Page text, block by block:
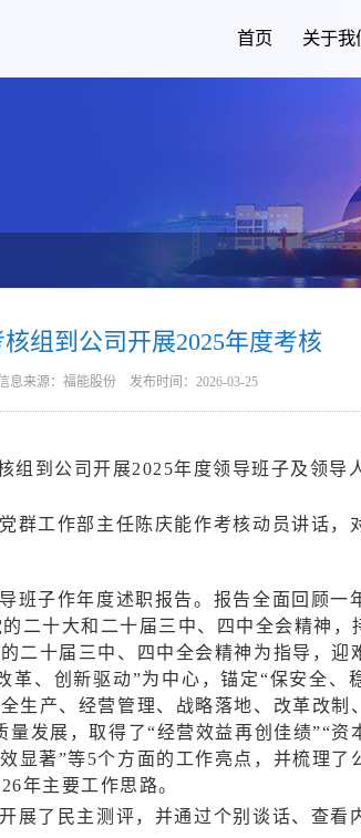
首页 关于我
组到公司开展2025年度考核
息来源：福能股份 发布时间：2026-03-25
组到公司开展2025年度领导班子及领导
群工作部主任陈庆能作考核动员讲话，
班子作年度述职报告。报告全面回顾一
二十大和二十届三中、四中全会精神，
二十届三中、四中全会精神为指导，迎
革、创新驱动”为中心，锚定“保安全、
生产、经营管理、战略落地、改革改制
发展，取得了“经营效益再创佳绩”“资
显著”等5个方面的工作亮点，并梳理了
年主要工作思路。
展了民主测评，并通过个别谈话、查看